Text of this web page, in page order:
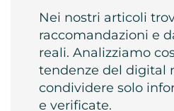
Nei nostri articoli
raccomandazioni e
reali. Analizziamo
tendenze del digital
condividere solo
e verificate.